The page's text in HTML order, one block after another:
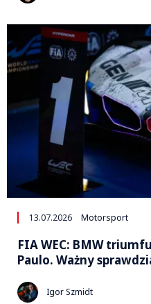
13.07.2026 Motorsport
FIA WEC: BMW
Paulo. Ważny
Igor Szmidt